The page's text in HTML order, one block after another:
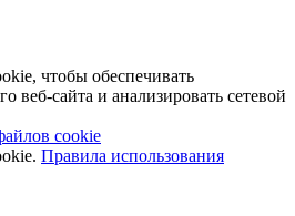
чтобы обеспечивать
веб-сайта и анализировать сетевой
cookie
Правила использования